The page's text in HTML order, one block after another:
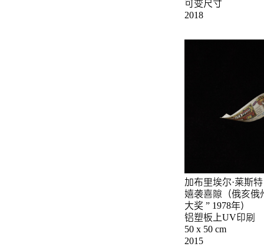
可变尺寸
2018
加布里埃尔·莱斯特
嬉袭喜隙（俄亥俄
大奖 ” 1978年）
铝塑板上UV印刷
50 x 50 cm
2015